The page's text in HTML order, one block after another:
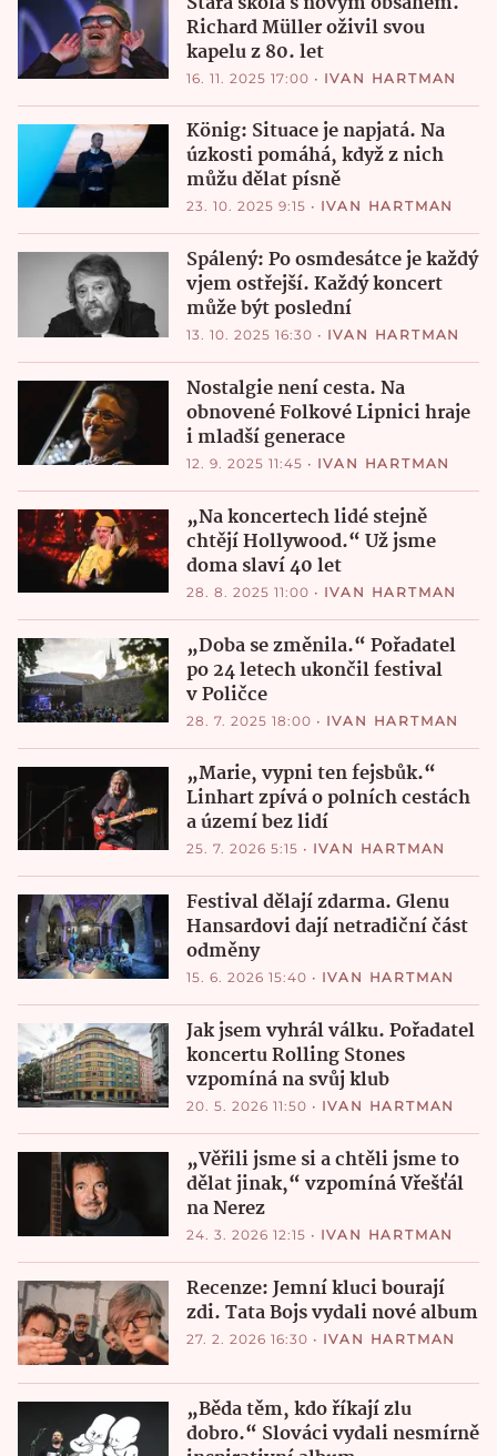
Richard Müller oživil svou
kapelu z 80. let
16. 11. 2025 17:00 • IVAN HARTMAN
König: Situace je napjatá. Na
úzkosti pomáhá, když z nich
můžu dělat písně
23. 10. 2025 9:15 • IVAN HARTMAN
Spálený: Po osmdesátce je každý
vjem ostřejší. Každý koncert
může být poslední
13. 10. 2025 16:30 • IVAN HARTMAN
Nostalgie není cesta. Na
obnovené Folkové Lipnici hraje
i mladší generace
12. 9. 2025 11:45 • IVAN HARTMAN
„Na koncertech lidé stejně
chtějí Hollywood.“ Už jsme
doma slaví 40 let
28. 8. 2025 11:00 • IVAN HARTMAN
„Doba se změnila.“ Pořadatel
po 24 letech ukončil festival
v Poličce
28. 7. 2025 18:00 • IVAN HARTMAN
„Marie, vypni ten fejsbůk.“
Linhart zpívá o polních cestách
a území bez lidí
25. 7. 2026 5:15 • IVAN HARTMAN
Festival dělají zdarma. Glenu
Hansardovi dají netradiční část
odměny
15. 6. 2026 15:40 • IVAN HARTMAN
Jak jsem vyhrál válku. Pořadatel
koncertu Rolling Stones
vzpomíná na svůj klub
20. 5. 2026 11:50 • IVAN HARTMAN
„Věřili jsme si a chtěli jsme to
dělat jinak,“ vzpomíná Vřešťál
na Nerez
24. 3. 2026 12:15 • IVAN HARTMAN
Recenze: Jemní kluci bourají
zdi. Tata Bojs vydali nové album
27. 2. 2026 16:30 • IVAN HARTMAN
„Běda těm, kdo říkají zlu
dobro.“ Slováci vydali nesmírně